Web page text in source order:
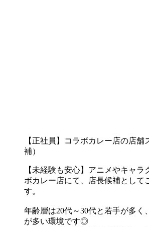
【正社員】コラボカレー店の店舗
補）
【未経験も安心】アニメやキャラ
ボカレー店にて、店長候補として
す。
年齢層は20代～30代と若手が多く
が多い環境です◎